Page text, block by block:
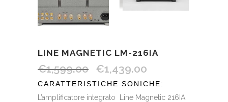
LINE MAGNETIC LM-216IA
€1,599.00 €1,439.00
CARATTERISTICHE SONICHE:
L’amplificatore integrato Line Magnetic 216IA